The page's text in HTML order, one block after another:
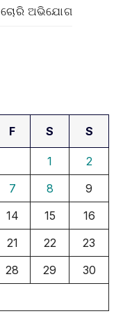
ଚୋରି ଅଭିଯୋଗ
F S S
1
2
7 8
9
14 15
16
21 22
23
28 29
30